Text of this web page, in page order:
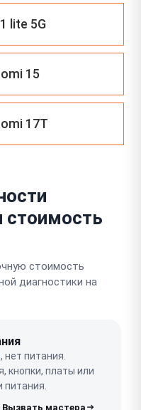
lite 5G
15
17T
стоимость
стоимость
диагностики на
питания.
кнопки, платы или